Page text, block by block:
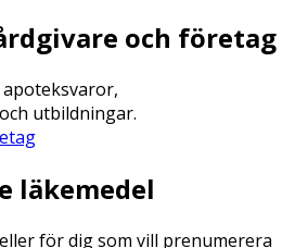
och företag
utbildningar.
läkemedel
för dig som vill prenumerera